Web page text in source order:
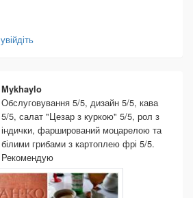
увійдіть
Mykhaylo
Обслуговування 5/5, дизайн 5/5, кава
5/5, салат "Цезар з куркою" 5/5, рол з
індички, фарширований моцарелою та
білими грибами з картоплею фрі 5/5.
Рекомендую